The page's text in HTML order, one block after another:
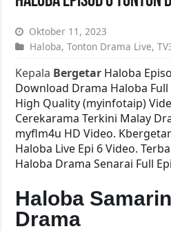
Oktober 11, 2023
Haloba,Tonton Drama Live,
Kepala Bergetar Haloba
Download Drama Haloba
High Quality (myinfotaip)
Cerekarama Terkini Malay
myflm4u HD Video.
Haloba Live Epi 6 Video.
Haloba Drama Senarai Full
Haloba
Drama